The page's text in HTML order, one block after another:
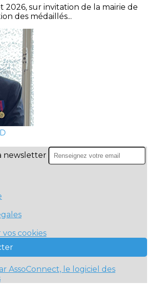
2026, sur invitation de la mairie de
des médaillés...
newsletter
cookies
AssoConnect, le logiciel des